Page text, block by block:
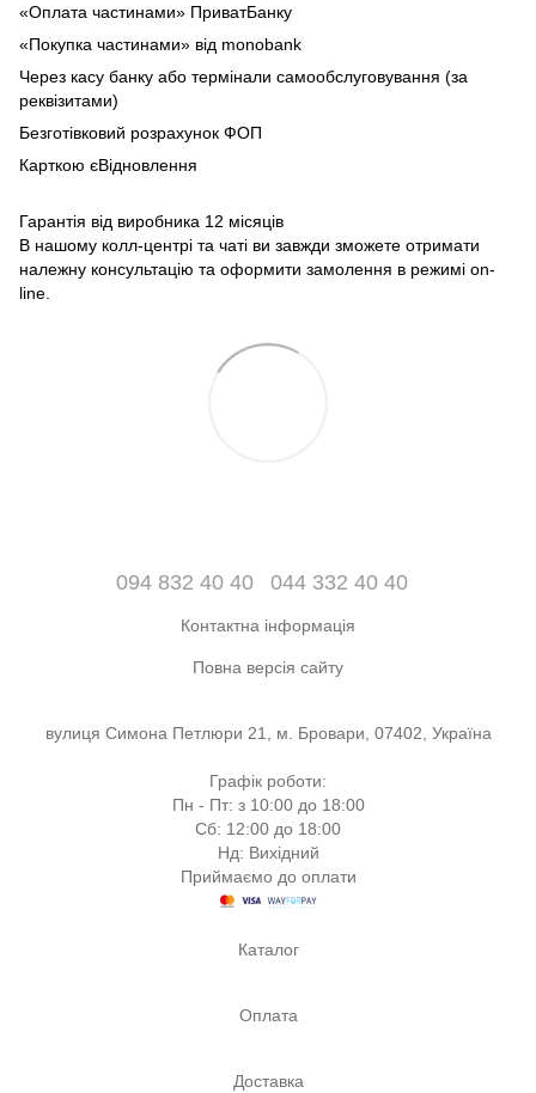
«Оплата частинами» ПриватБанку
«Покупка частинами» від monobank
Через касу банку або термінали самообслуговування (за
реквізитами)
Безготівковий розрахунок ФОП
Карткою єВідновлення
Гарантія від виробника 12 місяців
В нашому колл-центрі та чаті ви завжди зможете отримати
належну консультацію та оформити замолення в режимі on-
line.
094 832 40 40 044 332 40 40
Контактна інформація
Повна версія сайту
вулиця Симона Петлюри 21, м. Бровари, 07402, Україна
Графік роботи:
Пн - Пт: з 10:00 до 18:00
Сб: 12:00 до 18:00
Нд: Вихідний
Приймаємо до оплати
Каталог
Оплата
Доставка